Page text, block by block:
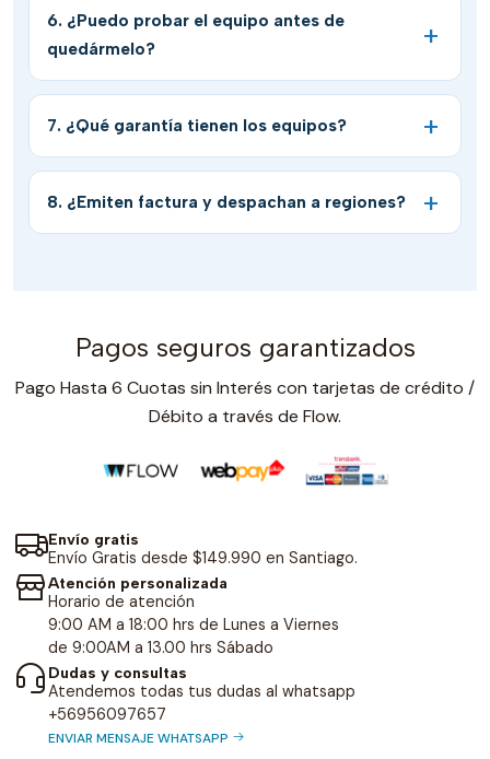
6. ¿Puedo probar el equipo antes de
quedármelo?
7. ¿Qué garantía tienen los equipos?
8. ¿Emiten factura y despachan a regiones?
Pagos seguros garantizados
Pago Hasta 6 Cuotas sin Interés con tarjetas de crédito /
Débito a través de Flow.
Envío gratis
Envío Gratis desde $149.990 en Santiago.
Atención personalizada
Horario de atención
9:00 AM a 18:00 hrs de Lunes a Viernes
de 9:00AM a 13.00 hrs Sábado
Dudas y consultas
Atendemos todas tus dudas al whatsapp
+56956097657
ENVIAR MENSAJE WHATSAPP